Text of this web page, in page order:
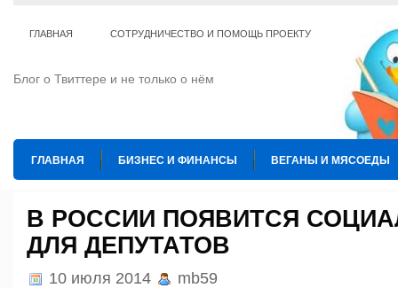
ГЛАВНАЯ СОТРУДНИЧЕСТВО И ПОМОЩЬ ПРОЕКТУ
Блог о Твиттере и не только о нём
ГЛАВНАЯ БИЗНЕС И ФИНАНСЫ ВЕГАНЫ И МЯСОЕДЫ
ТЕ КОГО ПРИРУЧИЛИ ШАХМАТЫ
В РОССИИ ПОЯВИТСЯ
ДЛЯ ДЕПУТАТОВ
10 июля 2014 mb59